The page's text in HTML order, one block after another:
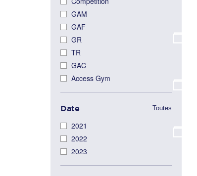
GAM
GAF
GR
TR
GAC
Access Gym
Date Toutes
2021
2022
2023